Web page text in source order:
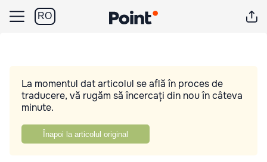
RO
La momentul dat articolul se află în proces de
traducere, vă rugăm să încercați din nou în câteva
minute.
Înapoi la articolul original